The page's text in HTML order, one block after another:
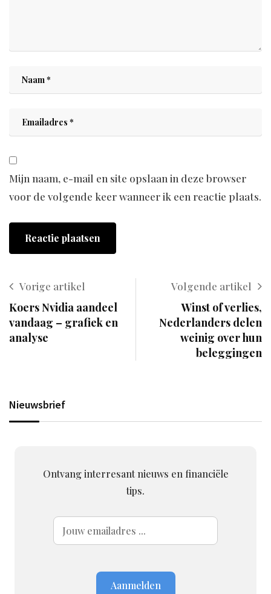
Mijn naam, e-mail en site opslaan in deze browser
voor de volgende keer wanneer ik een reactie plaats.
Vorige artikel
Koers Nvidia aandeel
vandaag – grafiek en
analyse
Volgende artikel
Winst of verlies,
Nederlanders delen
weinig over hun
beleggingen
Nieuwsbrief
Ontvang interresant nieuws en financiële
tips.